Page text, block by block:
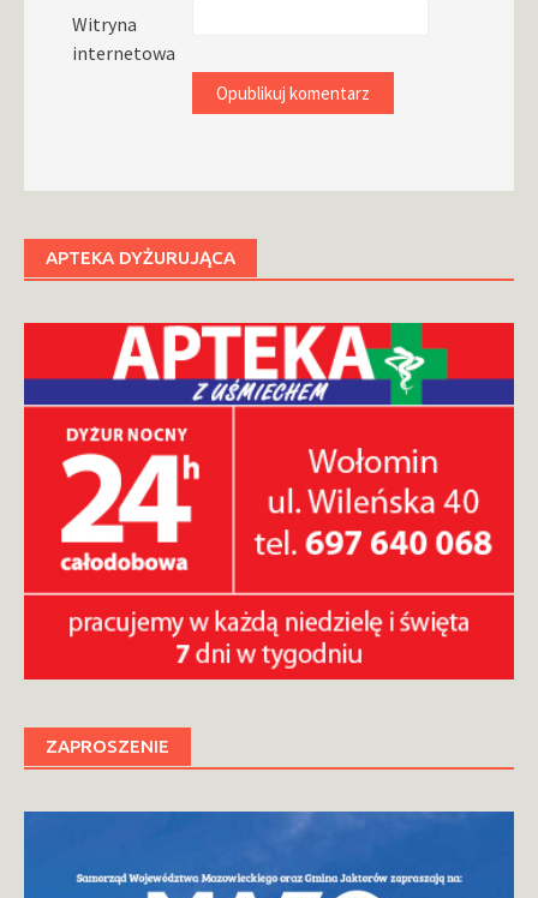
Witryna
internetowa
APTEKA DYŻURUJĄCA
ZAPROSZENIE